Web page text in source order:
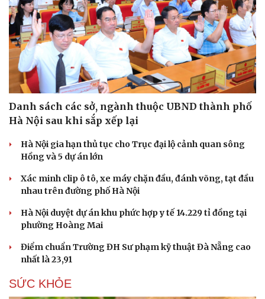
Tư vấn
Săn Tour
check-in
Câu chuyện thời sự
Cửa sổ tình yêu
Danh sách các sở, ngành thuộc UBND thành phố
Hà Nội sau khi sắp xếp lại
Hà Nội gia hạn thủ tục cho Trục đại lộ cảnh quan sông
Hồng và 5 dự án lớn
Xác minh clip ô tô, xe máy chặn đầu, đánh võng, tạt đầu
nhau trên đường phố Hà Nội
Hà Nội duyệt dự án khu phức hợp y tế 14.229 tỉ đồng tại
phường Hoàng Mai
Điểm chuẩn Trường ĐH Sư phạm kỹ thuật Đà Nẵng cao
nhất là 23,91
SỨC KHỎE